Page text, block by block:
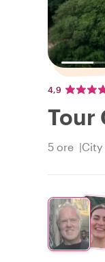
4,9
Tour
5 ore City